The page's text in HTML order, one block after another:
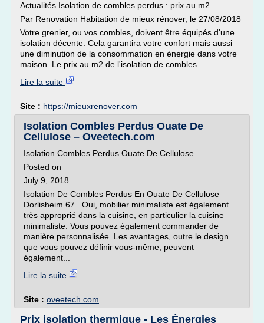
Actualités Isolation de combles perdus : prix au m2
Par Renovation Habitation de mieux rénover, le 27/08/2018
Votre grenier, ou vos combles, doivent être équipés d'une
isolation décente. Cela garantira votre confort mais aussi
une diminution de la consommation en énergie dans votre
maison. Le prix au m2 de l'isolation de combles...
Lire la suite
Site : https://mieuxrenover.com
Isolation Combles Perdus Ouate De
Cellulose – Oveetech.com
Isolation Combles Perdus Ouate De Cellulose
Posted on
July 9, 2018
Isolation De Combles Perdus En Ouate De Cellulose
Dorlisheim 67 . Oui, mobilier minimaliste est également
très approprié dans la cuisine, en particulier la cuisine
minimaliste. Vous pouvez également commander de
manière personnalisée. Les avantages, outre le design
que vous pouvez définir vous-même, peuvent
également...
Lire la suite
Site : oveetech.com
Prix isolation thermique - Les Énergies